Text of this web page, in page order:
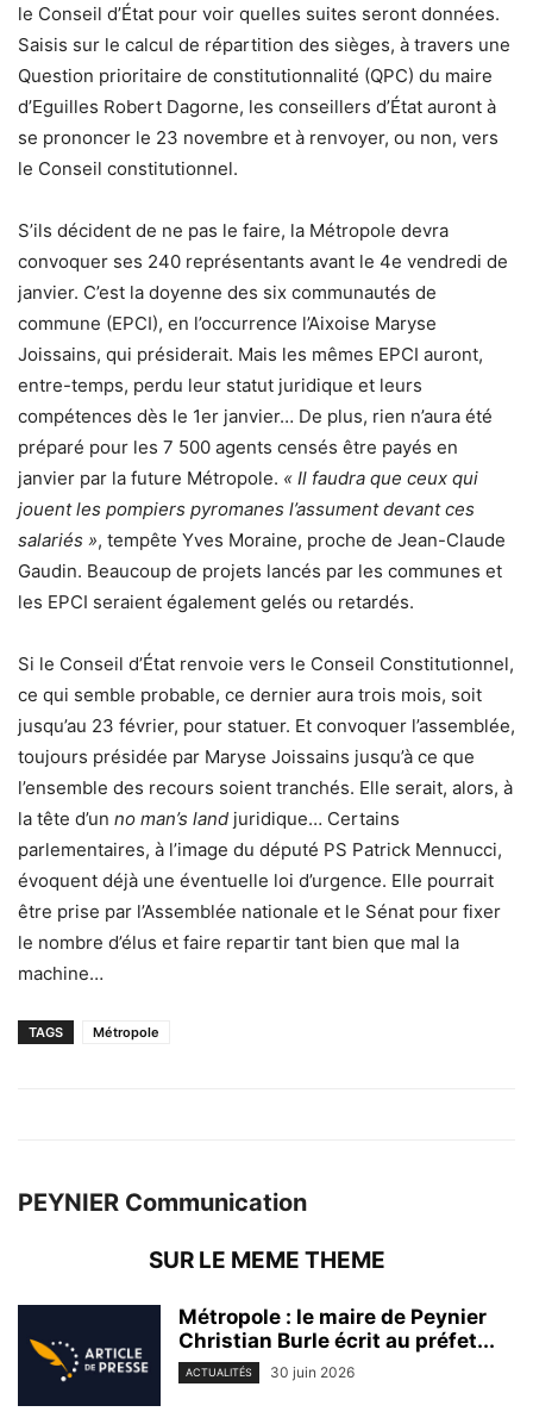
le Conseil d’État pour voir quelles suites seront données.
Saisis sur le calcul de répartition des sièges, à travers une
Question prioritaire de constitutionnalité (QPC) du maire
d’Eguilles Robert Dagorne, les conseillers d’État auront à
se prononcer le 23 novembre et à renvoyer, ou non, vers
le Conseil constitutionnel.
S’ils décident de ne pas le faire, la Métropole devra
convoquer ses 240 représentants avant le 4e vendredi de
janvier. C’est la doyenne des six communautés de
commune (EPCI), en l’occurrence l’Aixoise Maryse
Joissains, qui présiderait. Mais les mêmes EPCI auront,
entre-temps, perdu leur statut juridique et leurs
compétences dès le 1er janvier… De plus, rien n’aura été
préparé pour les 7 500 agents censés être payés en
janvier par la future Métropole. « Il faudra que ceux qui
jouent les pompiers pyromanes l’assument devant ces
salariés », tempête Yves Moraine, proche de Jean-Claude
Gaudin. Beaucoup de projets lancés par les communes et
les EPCI seraient également gelés ou retardés.
Si le Conseil d’État renvoie vers le Conseil Constitutionnel,
ce qui semble probable, ce dernier aura trois mois, soit
jusqu’au 23 février, pour statuer. Et convoquer l’assemblée,
toujours présidée par Maryse Joissains jusqu’à ce que
l’ensemble des recours soient tranchés. Elle serait, alors, à
la tête d’un no man’s land juridique… Certains
parlementaires, à l’image du député PS Patrick Mennucci,
évoquent déjà une éventuelle loi d’urgence. Elle pourrait
être prise par l’Assemblée nationale et le Sénat pour fixer
le nombre d’élus et faire repartir tant bien que mal la
machine…
TAGS Métropole
PEYNIER Communication
SUR LE MEME THEME
Métropole : le maire de Peynier
Christian Burle écrit au préfet...
ACTUALITÉS 30 juin 2026